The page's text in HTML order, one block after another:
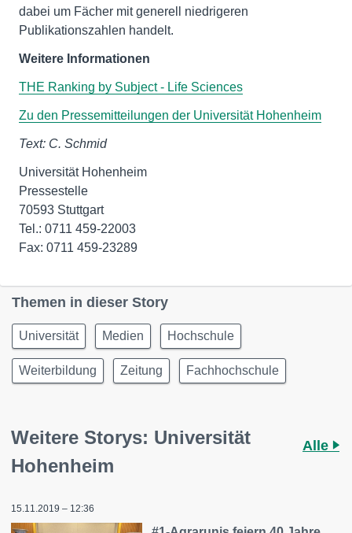
dabei um Fächer mit generell niedrigeren
Publikationszahlen handelt.
Weitere Informationen
THE Ranking by Subject - Life Sciences
Zu den Pressemitteilungen der Universität Hohenheim
Text: C. Schmid
Universität Hohenheim
Pressestelle
70593 Stuttgart
Tel.: 0711 459-22003
Fax: 0711 459-23289
Themen in dieser Story
Universität Medien Hochschule
Weiterbildung Zeitung Fachhochschule
Weitere Storys: Universität
Hohenheim
Alle
15.11.2019 – 12:36